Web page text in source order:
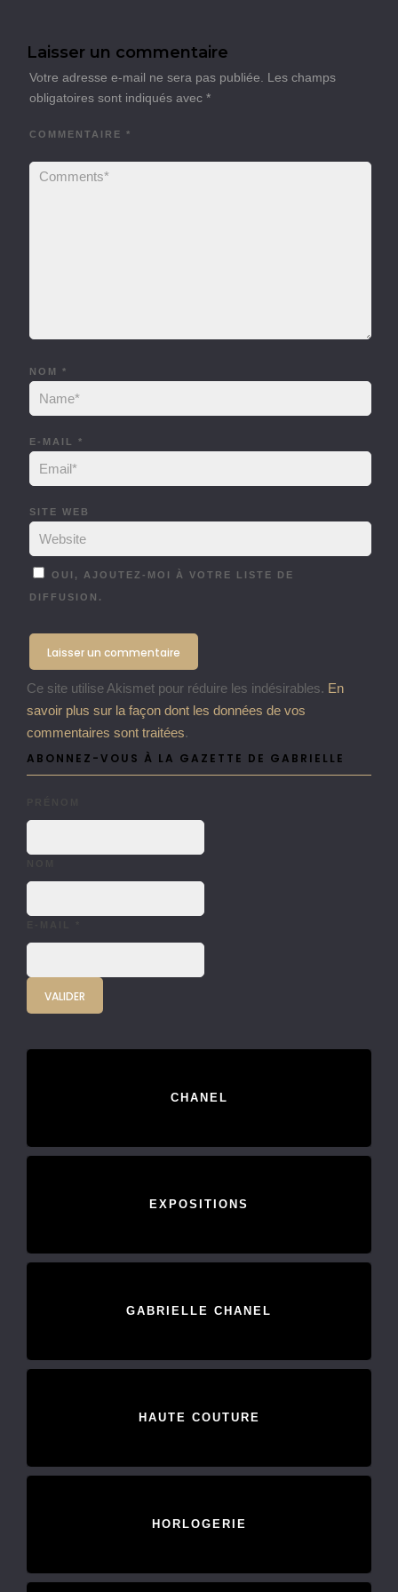
Laisser un commentaire
Votre adresse e-mail ne sera pas publiée.
Les champs
obligatoires sont indiqués avec *
COMMENTAIRE *
NOM *
E-MAIL *
SITE WEB
OUI, AJOUTEZ-MOI À VOTRE LISTE DE
DIFFUSION.
Ce site utilise Akismet pour réduire les indésirables. En
savoir plus sur la façon dont les données de vos
commentaires sont traitées.
ABONNEZ-VOUS À LA GAZETTE DE GABRIELLE
CHANEL
EXPOSITIONS
GABRIELLE CHANEL
HAUTE COUTURE
HORLOGERIE